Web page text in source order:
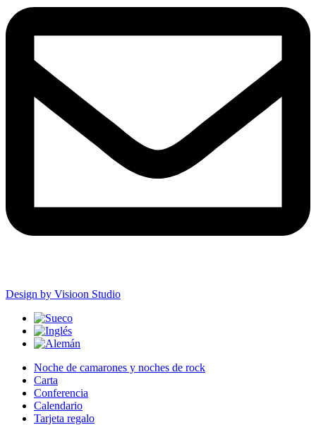
Design by Visioon Studio
Noche de camarones y noches de rock
Carta
Conferencia
Calendario
Tarjeta regalo